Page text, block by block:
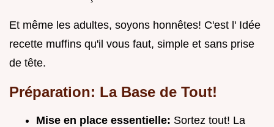
Et même les adultes, soyons honnêtes! C'est l' Idée
recette muffins qu'il vous faut, simple et sans prise
de tête.
Préparation: La Base de Tout!
Mise en place essentielle: Sortez tout! La